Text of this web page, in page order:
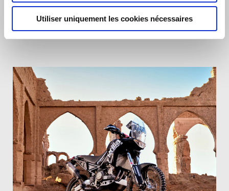
Utiliser uniquement les cookies nécessaires
Rally